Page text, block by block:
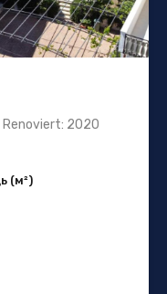
2020
(м²)